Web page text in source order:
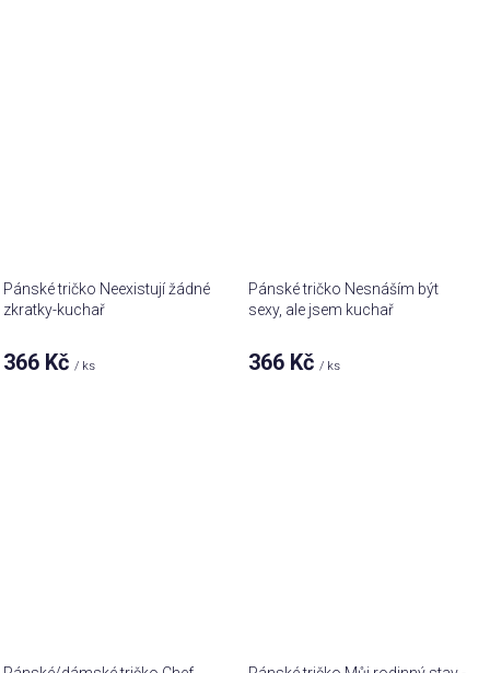
Pánské tričko Neexistují žádné
zkratky-kuchař
366 Kč/ ks
Pánské tričko Nesnáším být
sexy, ale jsem kuchař
366 Kč/ ks